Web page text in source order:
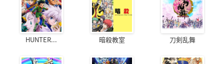
HUNTER... 暗殺教室 刀剣乱舞